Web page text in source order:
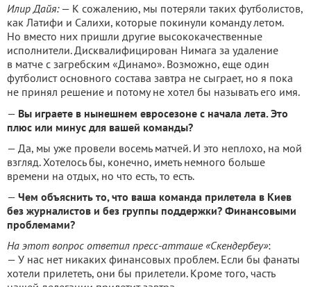
Илир Дайя:— К сожалению, мы потеряли таких футболистов,
как Латифи и Салихи, которые покинули команду летом.
Но вместо них пришли другие высококачественные
исполнители. Дисквалифицирован Нимага за удаление
в матче с загребским «Динамо». Возможно, еще один
футболист основного состава завтра не сыграет, но я пока
не принял решение и потому не хотел бы называть его имя.
— Вы играете в нынешнем евросезоне с начала лета. Это
плюс или минус для вашей команды?
— Да, мы уже провели восемь матчей. И это неплохо, на мой
взгляд. Хотелось бы, конечно, иметь немного больше
времени на отдых, но что есть, то есть.
— Чем объяснить то, что ваша команда прилетела в Киев
без журналистов и без группы поддержки? Финансовыми
проблемами?
На этот вопрос ответил пресс-атташе «Скендербеу»:
— У нас нет никаких финансовых проблем. Если бы фанаты
хотели прилететь, они бы прилетели. Кроме того, часть